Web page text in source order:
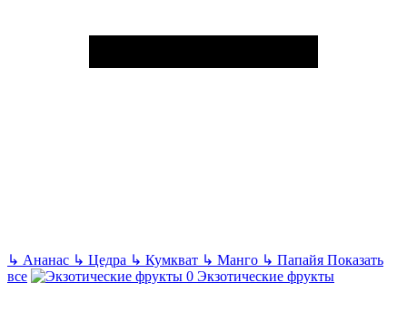
↳ Ананас ↳ Цедра ↳ Кумкват ↳ Манго ↳ Папайя Показать
все
Экзотические фрукты